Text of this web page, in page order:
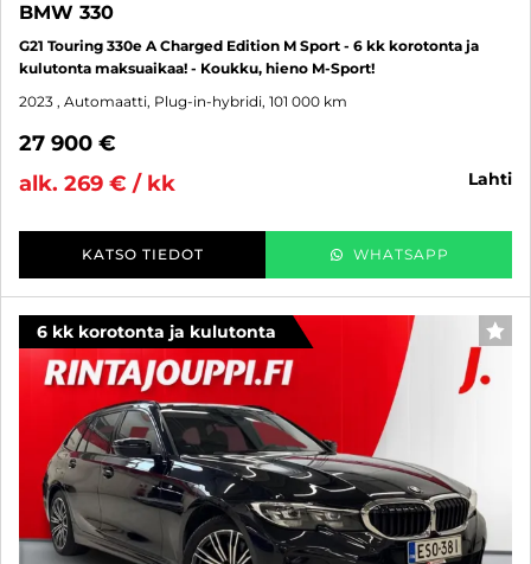
BMW 330
G21 Touring 330e A Charged Edition M Sport - 6 kk korotonta ja
kulutonta maksuaikaa! - Koukku, hieno M-Sport!
2023 , Automaatti, Plug-in-hybridi, 101 000 km
27 900 €
alk. 269 € / kk
lahti
KATSO TIEDOT WHATSAPP
6 kk korotonta ja kulutonta